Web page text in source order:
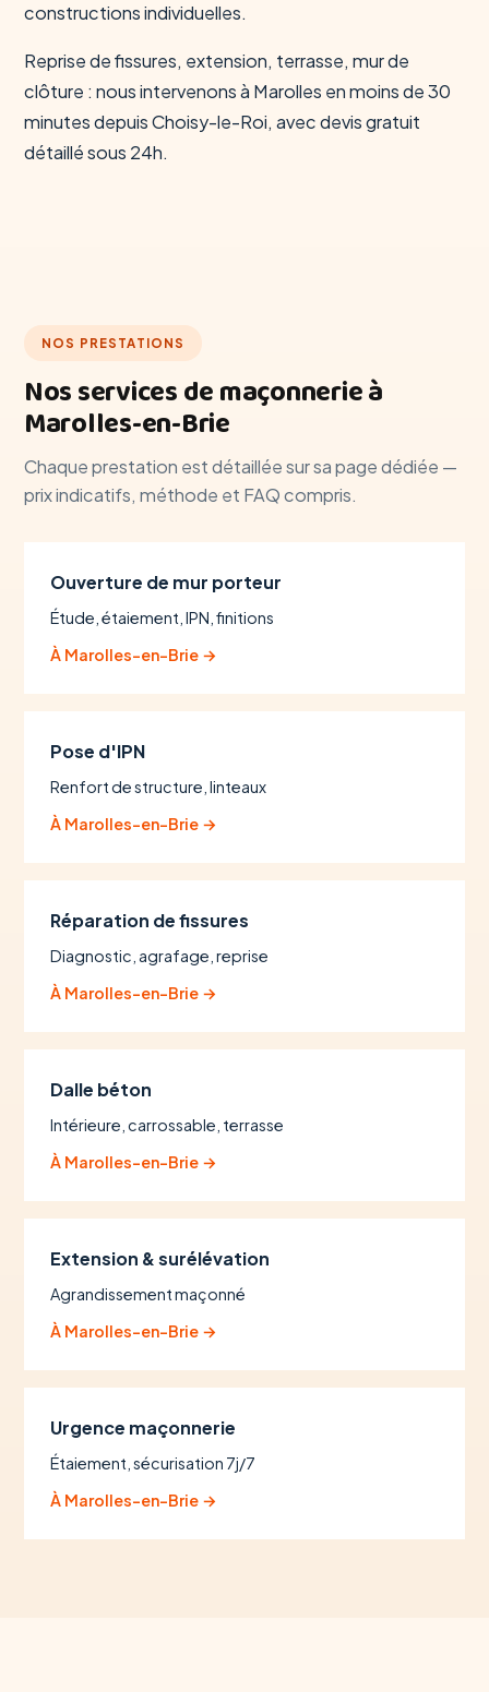
constructions individuelles.
Reprise de fissures, extension, terrasse, mur de
clôture : nous intervenons à Marolles en moins de 30
minutes depuis Choisy-le-Roi, avec devis gratuit
détaillé sous 24h.
NOS PRESTATIONS
Nos services de maçonnerie à
Marolles-en-Brie
Chaque prestation est détaillée sur sa page dédiée —
prix indicatifs, méthode et FAQ compris.
Ouverture de mur porteur
Étude, étaiement, IPN, finitions
À Marolles-en-Brie →
Pose d'IPN
Renfort de structure, linteaux
À Marolles-en-Brie →
Réparation de fissures
Diagnostic, agrafage, reprise
À Marolles-en-Brie →
Dalle béton
Intérieure, carrossable, terrasse
À Marolles-en-Brie →
Extension & surélévation
Agrandissement maçonné
À Marolles-en-Brie →
Urgence maçonnerie
Étaiement, sécurisation 7j/7
À Marolles-en-Brie →